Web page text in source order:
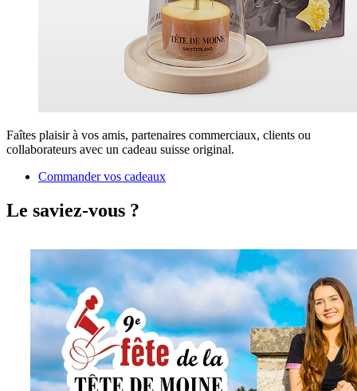
Faîtes plaisir à vos amis, partenaires commerciaux, clients ou
collaborateurs avec un cadeau suisse original.
Commander vos cadeaux
Le saviez-vous ?